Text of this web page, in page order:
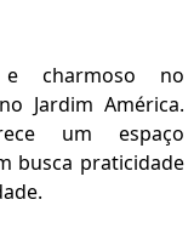
e charmoso no
Jardim América.
um espaço
busca praticidade